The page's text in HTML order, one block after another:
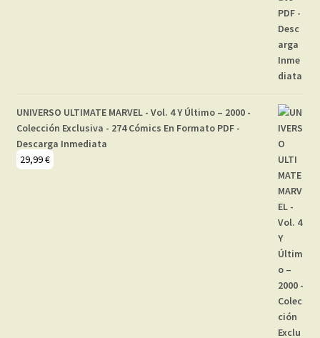
UNIVERSO ULTIMATE MARVEL - Vol. 4 Y Último – 2000 -
Colección Exclusiva - 274 Cómics En Formato PDF -
Descarga Inmediata
29,99€